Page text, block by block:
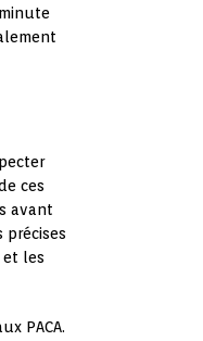
ces
avant
et les
PACA.